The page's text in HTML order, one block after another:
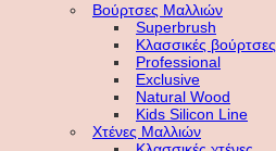
Βούρτσες Μαλλιών
Superbrush
Κλασσικές βούρτσες
Professional
Exclusive
Natural Wood
Kids Silicon Line
Χτένες Μαλλιών